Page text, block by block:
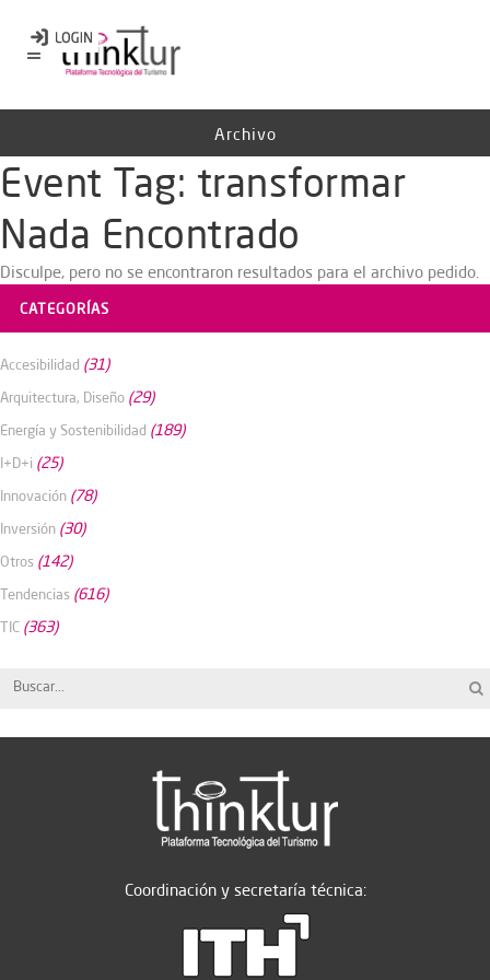
Archivo
Event Tag: transformar
Nada Encontrado
Disculpe, pero no se encontraron resultados para el archivo pedido.
CATEGORÍAS
Accesibilidad (31)
Arquitectura, Diseño (29)
Energía y Sostenibilidad (189)
I+D+i (25)
Innovación (78)
Inversión (30)
Otros (142)
Tendencias (616)
TIC (363)
Coordinación y secretaría técnica: